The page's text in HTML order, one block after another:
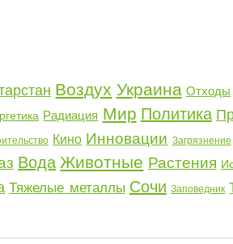
Воздух Украина Отходы
Радиация Мир Политика
Кино Инновации Загрязнение
Вода Животные Растения
Тяжелые металлы Сочи Заповедник